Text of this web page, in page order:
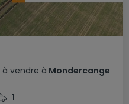
à vendre à Mondercange
1